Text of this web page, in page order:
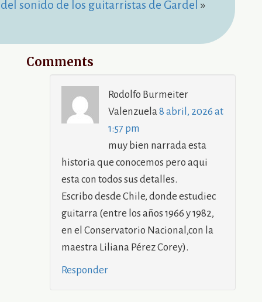
sonido de los guitarristas de Gardel »
Comments
Rodolfo Burmeiter
Valenzuela 8 abril, 2026 at
1:57 pm
muy bien narrada esta
historia que conocemos pero aqui
esta con todos sus detalles.
Escribo desde Chile, donde estudiec
guitarra (entre los años 1966 y 1982,
en el Conservatorio Nacional,con la
maestra Liliana Pérez Corey).
Responder